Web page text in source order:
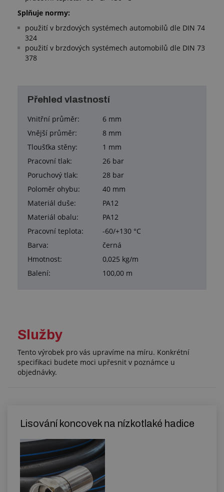
Splňuje normy:
použití v brzdových systémech automobilů dle DIN 74
324
použití v brzdových systémech automobilů dle DIN 73
378
Přehled vlastností
Vnitřní průměr:
6 mm
Vnější průměr:
8 mm
Tloušťka stěny:
1 mm
Pracovní tlak:
26 bar
Poruchový tlak:
28 bar
Poloměr ohybu:
40 mm
Materiál duše:
PA12
Materiál obalu:
PA12
Pracovní teplota:
-60/+130 °C
Barva:
černá
Hmotnost:
0,025 kg/m
Balení:
100,00 m
Služby
Tento výrobek pro vás upravíme na míru. Konkrétní
specifikaci budete moci upřesnit v poznámce u
objednávky.
Lisování koncovek na nízkotlaké hadice